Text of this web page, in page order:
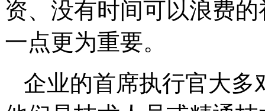
资、没有时间可以浪费
一点更为重要。
企业的首席执行官大多